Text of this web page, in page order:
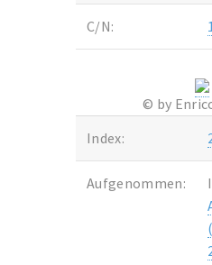
C/N:
© by
Index:
Aufgenommen: